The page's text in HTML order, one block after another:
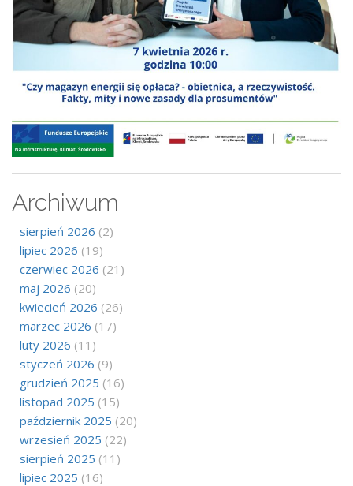
Archiwum
sierpień 2026 (2)
lipiec 2026 (19)
czerwiec 2026 (21)
maj 2026 (20)
kwiecień 2026 (26)
marzec 2026 (17)
luty 2026 (11)
styczeń 2026 (9)
grudzień 2025 (16)
listopad 2025 (15)
październik 2025 (20)
wrzesień 2025 (22)
sierpień 2025 (11)
lipiec 2025 (16)